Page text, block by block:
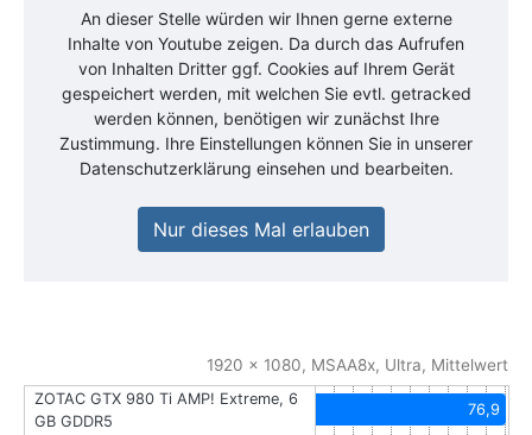
An dieser Stelle würden wir Ihnen gerne externe
Inhalte von Youtube zeigen. Da durch das Aufrufen
von Inhalten Dritter ggf. Cookies auf Ihrem Gerät
gespeichert werden, mit welchen Sie evtl. getracked
werden können, benötigen wir zunächst Ihre
Zustimmung. Ihre Einstellungen können Sie in unserer
Datenschutzerklärung einsehen und bearbeiten.
Nur dieses Mal erlauben
1920 x 1080, MSAA8x, Ultra, Mittelwert
ZOTAC GTX 980 Ti AMP! Extreme, 6
GB GDDR5
76,9